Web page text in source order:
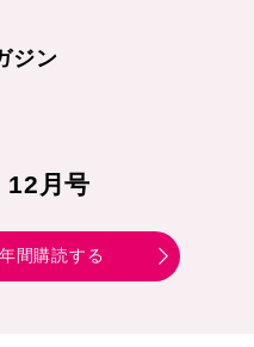
ジン
月号
年間購読する